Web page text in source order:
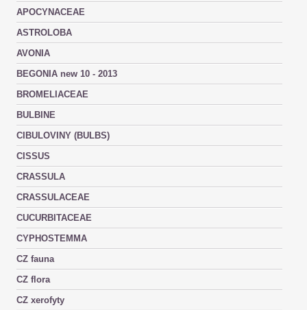
APOCYNACEAE
ASTROLOBA
AVONIA
BEGONIA new 10 - 2013
BROMELIACEAE
BULBINE
CIBULOVINY (BULBS)
CISSUS
CRASSULA
CRASSULACEAE
CUCURBITACEAE
CYPHOSTEMMA
CZ fauna
CZ flora
CZ xerofyty